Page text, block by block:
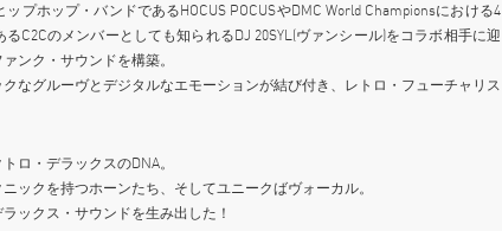
プホップ・バンドであるHOCUS POCUSやDMC World Championsにおける4
C2Cのメンバーとしても知られるDJ 20SYL(ヴァンシール)をコラボ相手に迎
ンク・サウンドを構築。
なグルーヴとデジタルなエモーションが結び付き、レトロ・フューチャリス
ロ・デラックスのDNA。
ックを持つホーンたち、そしてユニークばヴォーカル。
ックス・サウンドを生み出した！